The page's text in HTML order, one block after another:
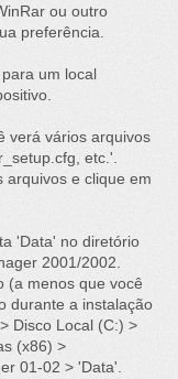
ou outro
preferência.
um local
verá vários arquivos
cfg, etc.'.
arquivos e clique em
'Data' no diretório
2001/2002.
(a menos que você
durante a instalação
Disco Local (C:) >
(x86) >
01-02 > 'Data'.